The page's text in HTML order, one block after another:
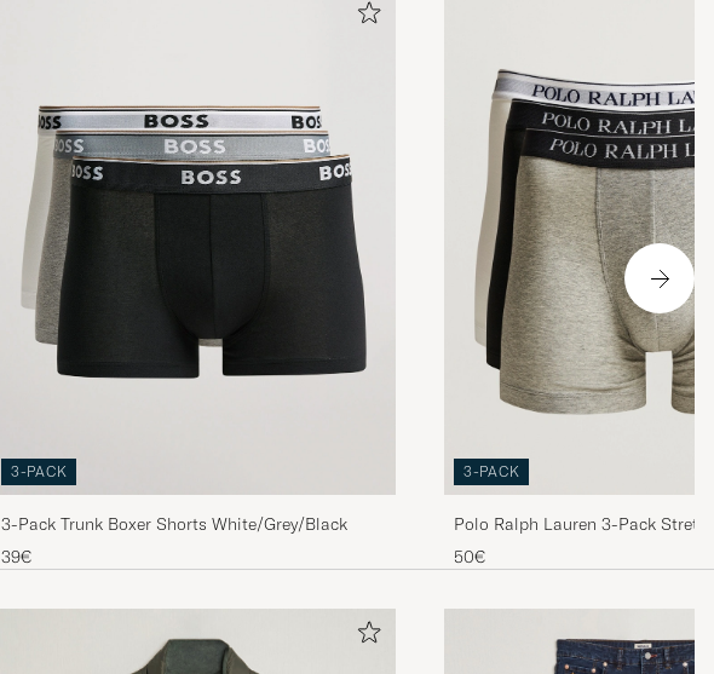
3-PACK
3-Pack Trunk Boxer Shorts White/Grey/Black
39€
3-PACK
Polo Ralph Lauren 3-Pack
White/Black/Grey
50€